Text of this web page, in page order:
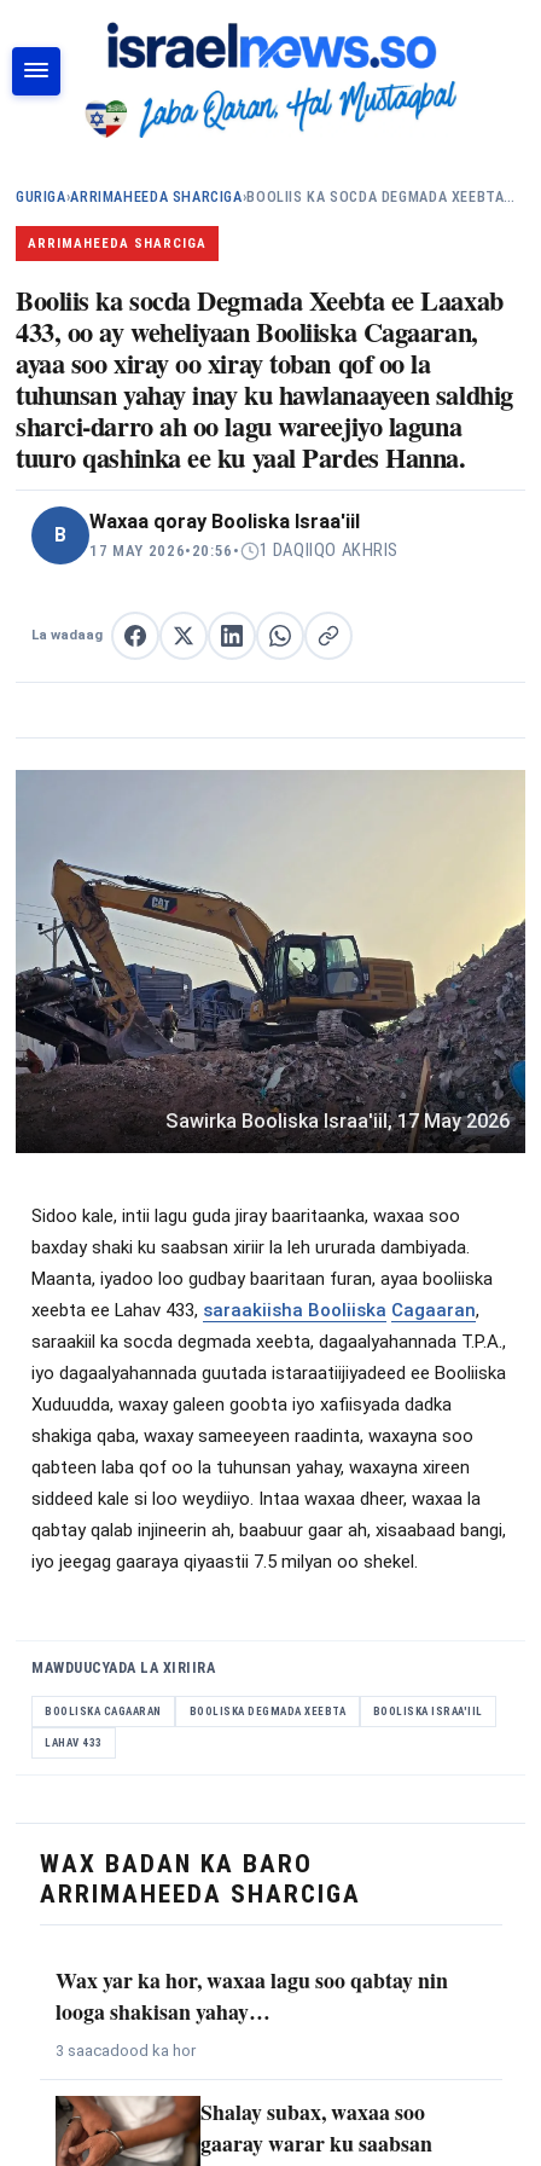
GURIGA›ARRIMAHEEDA SHARCIGA›BOOLIIS KA SOCDA DEGMADA XEEBTA…
ARRIMAHEEDA SHARCIGA
Booliis ka socda Degmada Xeebta ee Laaxab
433, oo ay weheliyaan Booliiska Cagaaran,
ayaa soo xiray oo xiray toban qof oo la
tuhunsan yahay inay ku hawlanaayeen saldhig
sharci-darro ah oo lagu wareejiyo laguna
tuuro qashinka ee ku yaal Pardes Hanna.
B
Waxaa qoray Booliska Israa'iil
17 MAY 2026• 20:56 • 1 DAQIIQO AKHRIS
La wadaag La wadaag Facebook
La wadaag XLa wadaag LinkedIn
La wadaag WhatsApp
Nuqul link
Sawirka Booliska Israa'iil, 17 May 2026
Sidoo kale, intii lagu guda jiray baaritaanka, waxaa soo
baxday shaki ku saabsan xiriir la leh ururada dambiyada.
Maanta, iyadoo loo gudbay baaritaan furan, ayaa booliiska
xeebta ee Lahav 433, saraakiisha Booliiska Cagaaran,
saraakiil ka socda degmada xeebta, dagaalyahannada T.P.A.,
iyo dagaalyahannada guutada istaraatiijiyadeed ee Booliiska
Xuduudda, waxay galeen goobta iyo xafiisyada dadka
shakiga qaba, waxay sameeyeen raadinta, waxayna soo
qabteen laba qof oo la tuhunsan yahay, waxayna xireen
siddeed kale si loo weydiiyo. Intaa waxaa dheer, waxaa la
qabtay qalab injineerin ah, baabuur gaar ah, xisaabaad bangi,
iyo jeegag gaaraya qiyaastii 7.5 milyan oo shekel.
MAWDUUCYADA LA XIRIIRA
BOOLISKA CAGAARAN BOOLISKA DEGMADA XEEBTA BOOLISKA ISRAA'IIL
LAHAV 433
WAX BADAN KA BARO
ARRIMAHEEDA SHARCIGA
Wax yar ka hor, waxaa lagu soo qabtay nin
looga shakisan yahay…
3 saacadood ka hor
Shalay subax, waxaa soo
gaaray warar ku saabsan